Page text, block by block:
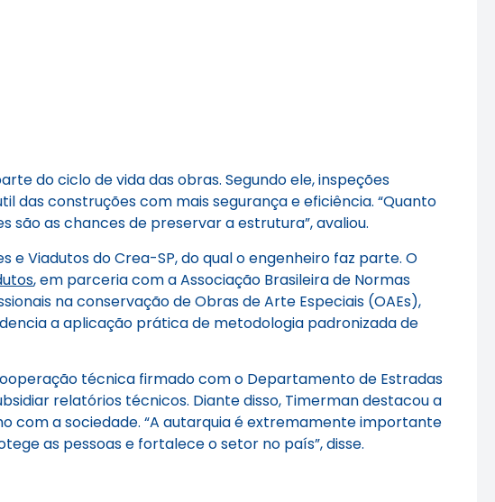
do ciclo de vida das obras. Segundo ele, inspeções
construções com mais segurança e eficiência. “Quanto
as chances de preservar a estrutura”, avaliou.
Viadutos do Crea-SP, do qual o engenheiro faz parte. O
, em parceria com a Associação Brasileira de Normas
na conservação de Obras de Arte Especiais (OAEs),
a aplicação prática de metodologia padronizada de
técnica firmado com o Departamento de Estradas
relatórios técnicos. Diante disso, Timerman destacou a
com a sociedade. “A autarquia é extremamente importante
as pessoas e fortalece o setor no país”, disse.